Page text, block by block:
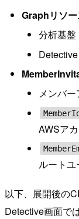
Graphリソー
分析基盤
メンバ
MemberId
AWSア
ルート
以下、展開後の
Detective画面で